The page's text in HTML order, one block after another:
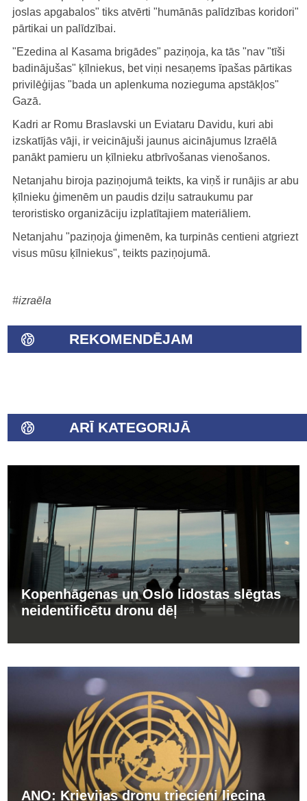
joslas apgabalos" tiks atvērti "humānās palīdzības koridori"
pārtikai un palīdzībai.
"Ezedina al Kasama brigādes" paziņoja, ka tās "nav "tīši
badinājušas" ķīlniekus, bet viņi nesaņems īpašas pārtikas
privilēģijas "bada un aplenkuma nozieguma apstākļos"
Gazā.
Kadri ar Romu Braslavski un Eviataru Davidu, kuri abi
izskatījās vāji, ir veicinājuši jaunus aicinājumus Izraēlā
panākt pamieru un ķīlnieku atbrīvošanas vienošanos.
Netanjahu biroja paziņojumā teikts, ka viņš ir runājis ar abu
ķīlnieku ģimenēm un paudis dziļu satraukumu par
teroristisko organizāciju izplatītajiem materiāliem.
Netanjahu "paziņoja ģimenēm, ka turpinās centieni atgriezt
visus mūsu ķīlniekus", teikts paziņojumā.
#izraēla
REKOMENDĒJAM
ARĪ KATEGORIJĀ
Kopenhāgenas un Oslo lidostas slēgtas
neidentificētu dronu dēļ
ANO: Krievijas dronu triecieni liecina